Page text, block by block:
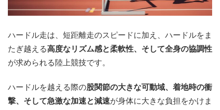
ハードル走は、短距離走のスピードに加え、ハードルをま
たぎ越える高度なリズム感と柔軟性、そして全身の協調性
が求められる陸上競技です。
ハードルを越える際の股関節の大きな可動域、着地時の衝
撃、そして急激な加速と減速が身体に大きな負担をかけま